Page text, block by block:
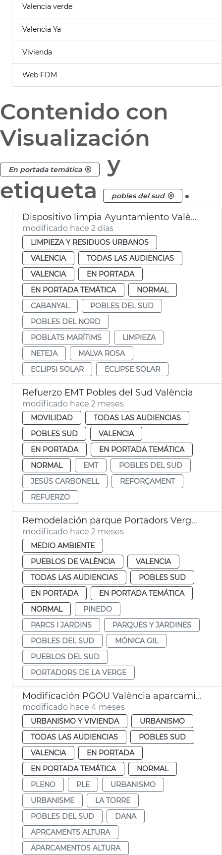
Valencia verde
Valencia Ya
Vivienda
Web FDM
Contenido con
Visualización
En portada temática
y
etiqueta
pobles del sud .
Dispositivo limpia Ayuntamiento València eclipse solar
modificado hace 2 días
LIMPIEZA Y RESIDUOS URBANOS
VALENCIA
TODAS LAS AUDIENCIAS
VALENCIA
EN PORTADA
EN PORTADA TEMÁTICA
NORMAL
CABANYAL
POBLES DEL SUD
POBLES DEL NORD
POBLATS MARÍTIMS
LIMPIEZA
NETEJA
MALVA ROSA
ECLIPSI SOLAR
ECLIPSE SOLAR
Refuerzo EMT Pobles del Sud València
modificado hace 2 meses
MOVILIDAD
TODAS LAS AUDIENCIAS
POBLES SUD
VALENCIA
EN PORTADA
EN PORTADA TEMÁTICA
NORMAL
EMT
POBLES DEL SUD
JESÚS CARBONELL
REFORÇAMENT
REFUERZO
Remodelación parque Portadors Verge Pinedo
modificado hace 2 meses
MEDIO AMBIENTE
PUEBLOS DE VALÈNCIA
VALENCIA
TODAS LAS AUDIENCIAS
POBLES SUD
EN PORTADA
EN PORTADA TEMÁTICA
NORMAL
PINEDO
PARCS I JARDINS
PARQUES Y JARDINES
POBLES DEL SUD
MÓNICA GIL
PUEBLOS DEL SUD
PORTADORS DE LA VERGE
Modificación PGOU València aparcamientos altura la Torre
modificado hace 4 meses
URBANISMO Y VIVIENDA
URBANISMO
TODAS LAS AUDIENCIAS
POBLES SUD
VALENCIA
EN PORTADA
EN PORTADA TEMÁTICA
NORMAL
PLENO
PLE
URBANISMO
URBANISME
LA TORRE
POBLES DEL SUD
DANA
APRCAMENTS ALTURA
APARCAMENTOS ALTURA